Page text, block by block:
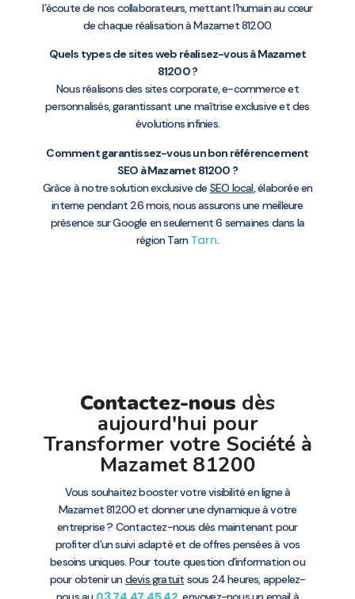
l’écoute de nos collaborateurs, mettant l’humain au cœur
de chaque réalisation à Mazamet 81200.
Quels types de sites web réalisez-vous à Mazamet
81200 ?
Nous réalisons des sites corporate, e-commerce et
personnalisés, garantissant une maîtrise exclusive et des
évolutions infinies.
Comment garantissez-vous un bon référencement
SEO à Mazamet 81200 ?
Grâce à notre solution exclusive de SEO local, élaborée en
interne pendant 26 mois, nous assurons une meilleure
présence sur Google en seulement 6 semaines dans la
région Tarn Tarn.
Contactez-nous dès
aujourd'hui pour
Transformer votre Société à
Mazamet 81200
Vous souhaitez booster votre visibilité en ligne à
Mazamet 81200 et donner une dynamique à votre
entreprise ? Contactez-nous dès maintenant pour
profiter d’un suivi adapté et de offres pensées à vos
besoins uniques. Pour toute question d’information ou
pour obtenir undevis gratuit sous 24 heures, appelez-